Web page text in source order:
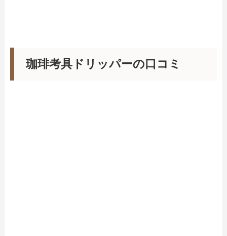
珈琲考具ドリッパーの口コミ